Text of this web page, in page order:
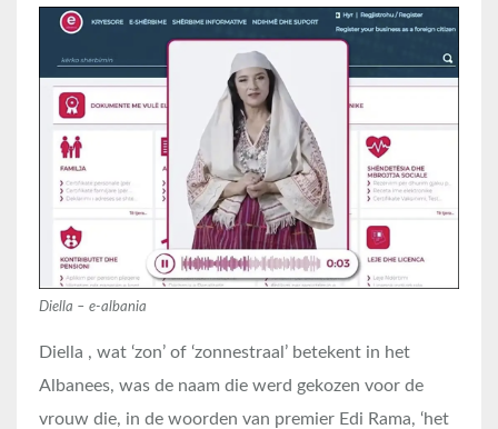
Diella – e-albania
Diella , wat ‘zon’ of ‘zonnestraal’ betekent in het
Albanees, was de naam die werd gekozen voor de
vrouw die, in de woorden van premier Edi Rama, ‘het